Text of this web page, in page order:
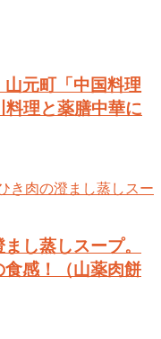
元町「中国料理
理と薬膳中華に
し蒸しスープ。
感！（山薬肉餅